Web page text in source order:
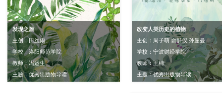
发现之旅
主创：田丝雨
学校：洛阳师范学院
教师：冯运生
主题：优秀出版物导读
改变人类历史的植物
主创：周子萌 俞舒仪 孙曼曼
学校：宁波财经学院
教师：王楠
主题：优秀出版物导读